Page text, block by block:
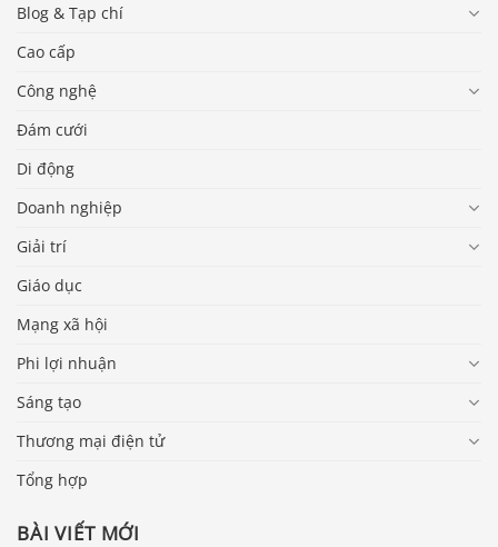
Blog & Tạp chí
Cao cấp
Công nghệ
Đám cưới
Di động
Doanh nghiệp
Giải trí
Giáo dục
Mạng xã hội
Phi lợi nhuận
Sáng tạo
Thương mại điện tử
Tổng hợp
BÀI VIẾT MỚI